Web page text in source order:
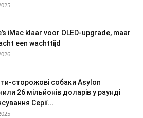
iMac klaar voor OLED-upgrade, maar
een wachttijd
сторожові собаки Asylon
26 мільйонів доларів у раунді
Серії...